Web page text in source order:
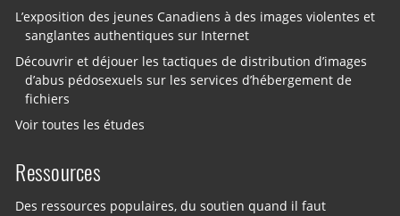
L’exposition des jeunes Canadiens à des images violentes et
sanglantes authentiques sur Internet
Découvrir et déjouer les tactiques de distribution d’images
d’abus pédosexuels sur les services d’hébergement de
fichiers
Voir toutes les études
Ressources
Des ressources populaires, du soutien quand il faut